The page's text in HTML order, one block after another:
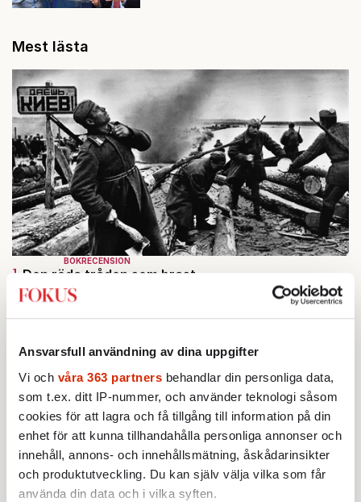
Ansvarsfull användning av dina uppgifter
Vi och våra 363 partners behandlar din personliga data,
som t.ex. ditt IP-nummer, och använder teknologi såsom
cookies för att lagra och få tillgång till information på din
enhet för att kunna tillhandahålla personliga annonser och
innehåll, annons- och innehållsmätning, åskådarinsikter
och produktutveckling. Du kan själv välja vilka som får
använda din data och i vilka syften.
Mest lästa
BOKRECENSION
1. Den röda tråden som brast
Av: Gustaf Lewander
INRIKES
Vattenbristen är här – men var femte liter läcker
Av: Susanne Gäre
KRÖNIKA
3.Frans Wachtmeister:Ja, AC är ett hot mot den
franska civilisationen
KRÖNIKA
4.Nina Lekander:På ”Kommunisthögskolan” drömde
alla om att vara arbetarklass
STICKET
5.Bitte Assarmo:Sagan om den lågbegåvade
ursprungsbefolkningen i Filipstad
KRÖNIKA